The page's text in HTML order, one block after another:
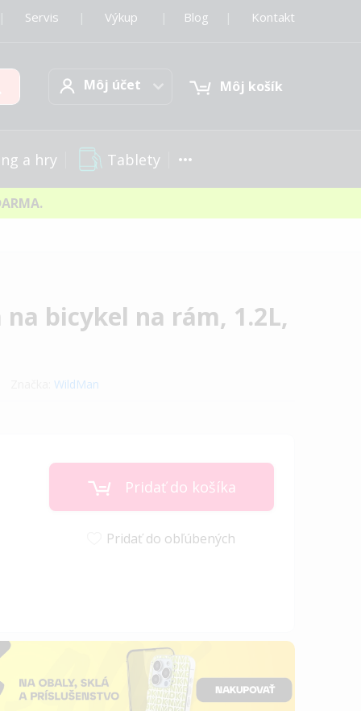
Servis Výkup Blog Kontakt
Môj účetMôj účet Môj košík
a hry Tablety
na bicykel na rám, 1.2L,
WildMan
Pridať do košíka
Pridať do obľúbených